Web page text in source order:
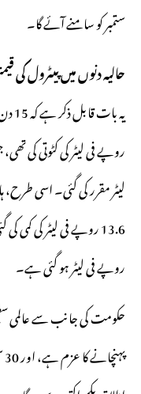
ستمبر کو سامنے آئے گا۔
حالیہ دنوں میں پیٹرول کی
لیٹر مقرر کی گئی۔ اسی
روپے فی لیٹر ہو گئی ہے۔
حکومت کی جانب سے عالمی